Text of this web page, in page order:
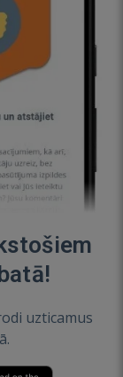
uzticamus